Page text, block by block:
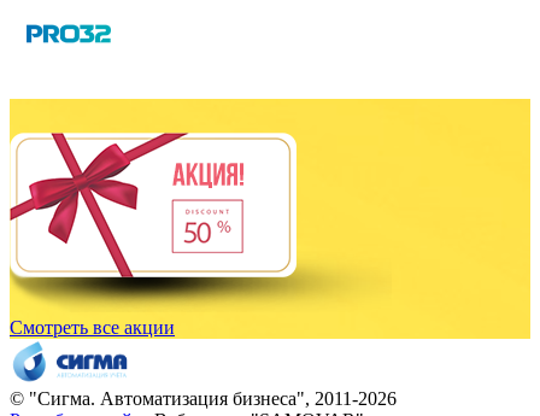
Смотреть все акции
© "Сигма. Автоматизация бизнеса", 2011-2026